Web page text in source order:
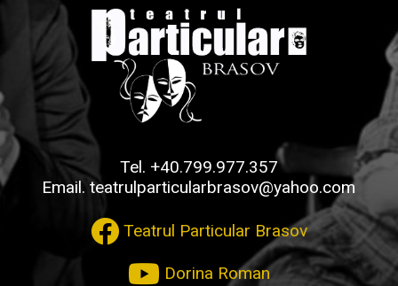
Tel. +40.799.977.357
Email.teatrulparticularbrasov@yahoo.com
Teatrul Particular Brasov
Dorina Roman